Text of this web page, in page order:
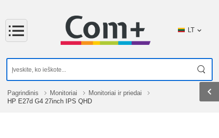
LT
Pagrindinis Monitoriai
Monitoriai ir priedai
HP E27d G4 27inch IPS QHD